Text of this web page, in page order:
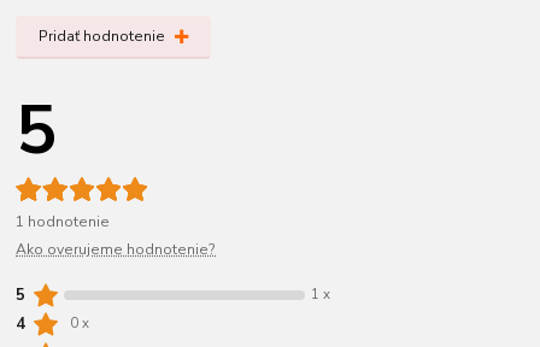
Pridať hodnotenie
5
1 hodnotenie
Ako overujeme hodnotenie?
5 1 x
4 0 x